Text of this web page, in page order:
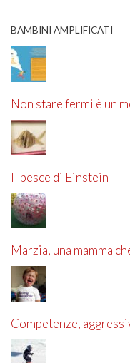
BAMBINI AMPLIFICATI
Non stare fermi è un
Il pesce di Einstein
Marzia, una mamma
Competenze,